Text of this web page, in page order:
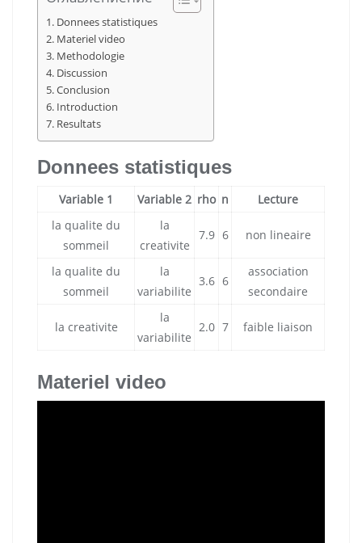
Donnees statistiques
Materiel video
Methodologie
Discussion
Conclusion
Introduction
Resultats
Donnees statistiques
Variable 1 Variable 2 rho n
Lecture
la qualite du
sommeil
la
creativite
7.9 6 non lineaire
la qualite du
sommeil
la
variabilite
3.6 6
association
secondaire
la creativite
la
variabilite
2.0 7 faible liaison
Materiel video